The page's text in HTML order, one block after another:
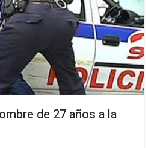
de 27 años a la